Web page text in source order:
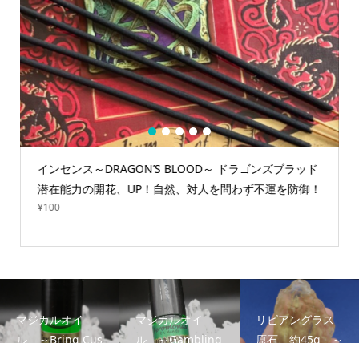
インセンス～DRAGON’S BLOOD～ ドラゴンズブラッド
潜在能力の開花、UP！自然、対人を問わず不運を防御！
¥100
1 2 3 4 5
マジカルオイ
ル ～Bring Cus
マジカルオイ
ル ～Gambling
リビアングラス
原石 約45g ～